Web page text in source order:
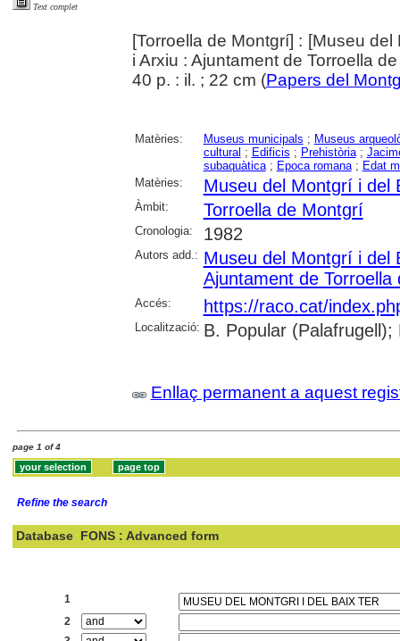
Text complet
[Torroella de Montgrí] : [Museu
i Arxiu : Ajuntament de Torroella
40 p. : il. ; 22 cm (Papers del
Matèries: Museus municipals ; Museus
cultural ; Edificis ; Prehistòria;
subaquàtica; Epoca romana; Edat
Matèries:
Museu del Montgrí i del
Àmbit: Torroella de Montgrí
Cronologia: 1982
Autors add.: Museu del Montgrí i del
Ajuntament de Torroella
Accés: https://raco.cat/
Localització: B. Popular
Enllaç permanent a aquest
page 1 of 4
Refine the search
Database FONS : Advanced form
1
2